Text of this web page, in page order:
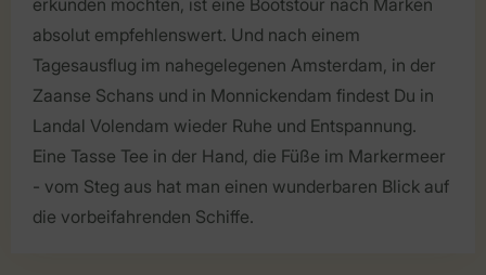
absolut empfehlenswert. Und nach einem
Tagesausflug im nahegelegenen Amsterdam, in der
Zaanse Schans und in Monnickendam findest Du in
Landal Volendam wieder Ruhe und Entspannung.
Eine Tasse Tee in der Hand, die Füße im Markermeer
- vom Steg aus hat man einen wunderbaren Blick auf
die vorbeifahrenden Schiffe.